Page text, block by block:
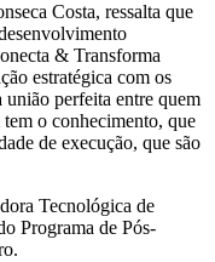
Costa, ressalta que
& Transforma
estratégica com os
união perfeita entre quem
tem o conhecimento, que
de execução, que são
Tecnológica de
Programa de Pós-